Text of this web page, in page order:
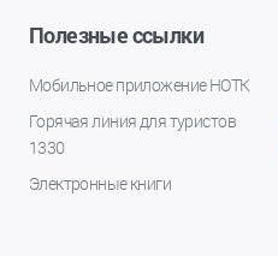
Полезные ссылки
Мобильное приложение НОТК
Горячая линия для туристов
1330
Электронные книги